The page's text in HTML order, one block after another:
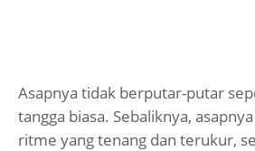
Asapnya tidak berputar-putar
tangga biasa. Sebaliknya,
ritme yang tenang dan terukur,